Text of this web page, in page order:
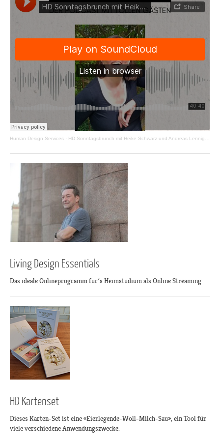
Human Design Services · HD Sonntagsbrunch mit Heike Schwarz und Andreas Lenniger - Kanal 37-40
Living Design Essentials
Das ideale Onlineprogramm für´s Heimstudium als Online Streaming
HD Kartenset
Dieses Karten-Set ist eine «Eierlegende-Woll-Milch-Sau», ein Tool für
viele verschiedene Anwendungszwecke.